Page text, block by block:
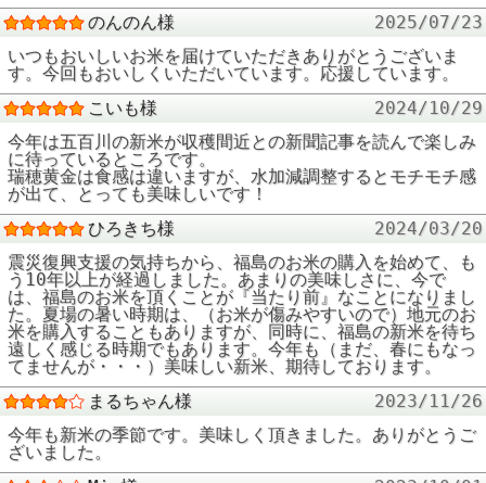
のんのん様
2025/07/23
いつもおいしいお米を届けていただきありがとうございま
す。今回もおいしくいただいています。応援しています。
こいも様
2024/10/29
今年は五百川の新米が収穫間近との新聞記事を読んで楽しみ
に待っているところです。
瑞穂黄金は食感は違いますが、水加減調整するとモチモチ感
が出て、とっても美味しいです！
ひろきち様
2024/03/20
震災復興支援の気持ちから、福島のお米の購入を始めて、も
う10年以上が経過しました。あまりの美味しさに、今で
は、福島のお米を頂くことが『当たり前』なことになりまし
た。夏場の暑い時期は、（お米が傷みやすいので）地元のお
米を購入することもありますが、同時に、福島の新米を待ち
遠しく感じる時期でもあります。今年も（まだ、春にもなっ
てませんが・・・）美味しい新米、期待しております。
まるちゃん様
2023/11/26
今年も新米の季節です。美味しく頂きました。ありがとうご
ざいました。